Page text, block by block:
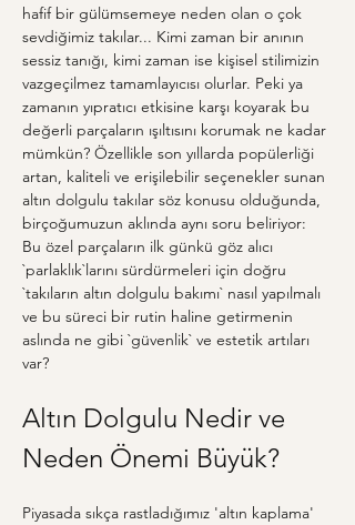
hafif bir gülümsemeye neden olan o çok
sevdiğimiz takılar... Kimi zaman bir anının
sessiz tanığı, kimi zaman ise kişisel stilimizin
vazgeçilmez tamamlayıcısı olurlar. Peki ya
zamanın yıpratıcı etkisine karşı koyarak bu
değerli parçaların ışıltısını korumak ne kadar
mümkün? Özellikle son yıllarda popülerliği
artan, kaliteli ve erişilebilir seçenekler sunan
altın dolgulu takılar söz konusu olduğunda,
birçoğumuzun aklında aynı soru beliriyor:
Bu özel parçaların ilk günkü göz alıcı
`parlaklık`larını sürdürmeleri için doğru
`takıların altın dolgulu bakımı` nasıl yapılmalı
ve bu süreci bir rutin haline getirmenin
aslında ne gibi `güvenlik` ve estetik artıları
var?
Altın Dolgulu Nedir ve
Neden Önemi Büyük?
Piyasada sıkça rastladığımız 'altın kaplama'